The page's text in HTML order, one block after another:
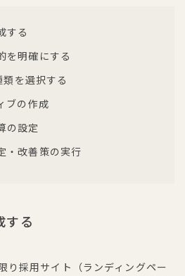
する
を明確にする
を選択する
ブの作成
の設定
・改善策の実行
する
り採用サイト（ランディングペー